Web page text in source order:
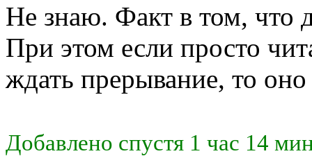
Не знаю. Факт в том, что
При этом если просто
ждать прерывание, то оно
Добавлено спустя 1 час 14